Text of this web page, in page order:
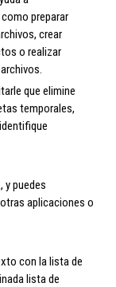
preparar
crear
o realizar
que elimine
temporales,
y puedes
aplicaciones o
con la lista de
lista de